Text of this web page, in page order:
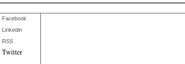
Facebook
Linkedin
RSS
Twitter